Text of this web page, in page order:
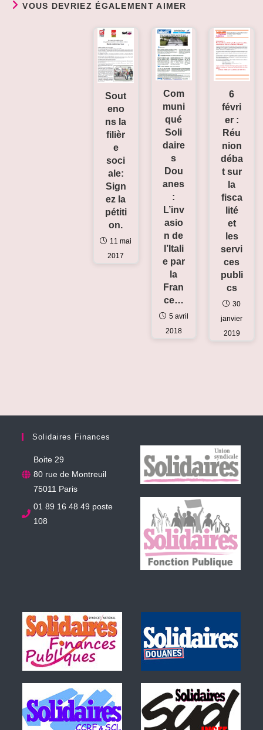
VOUS DEVRIEZ ÉGALEMENT AIMER
6
févri
er :
Réu
nion
déba
t sur
la
fisca
lité
et
les
servi
ces
publi
cs
30
janvier
2019
Com
muni
qué
Soli
daire
s
Dou
anes
:
L’inv
asio
n de
l’Itali
e par
la
Fran
ce…
5 avril
2018
Sout
eno
ns la
filièr
e
soci
ale:
Sign
ez la
pétiti
on.
11 mai
2017
Solidaires Finances
Boite 29
80 rue de Montreuil
75011 Paris
01 89 16 48 49 poste
108